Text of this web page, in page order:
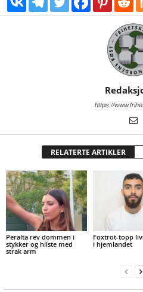
https://
RELATERTE ARTIKLER
Peralta rev dommen i
stykker og hilste med
strak arm
Foxtrot-topp
i hjemlandet